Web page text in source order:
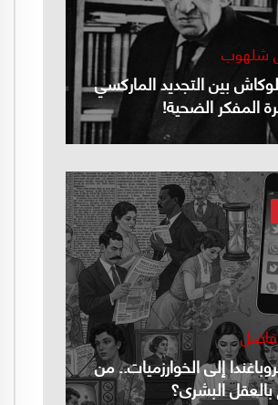
شلهوب
بين التجديد الماركسي
المفكر الضحية!
إلى الخوارزميات.. من
البشري؟